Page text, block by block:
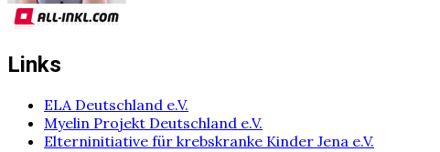
Links
ELA Deutschland e.V.
Myelin Projekt Deutschland e.V.
Elterninitiative für krebskranke Kinder Jena e.V.